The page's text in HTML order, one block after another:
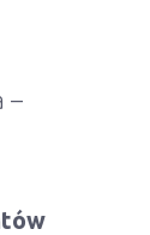
–